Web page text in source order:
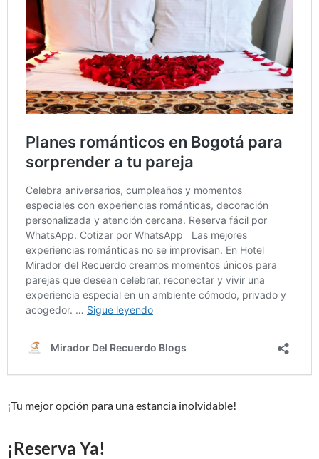
¡Tu mejor opción para una estancia inolvidable!
¡Reserva Ya!